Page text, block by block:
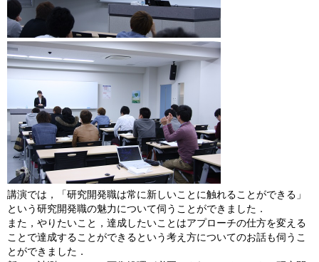
講演では，「研究開発職は常に新しいことに触れることができる」
という研究開発職の魅力について伺うことができました．
また，やりたいこと，達成したいことはアプローチの仕方を変える
ことで達成することができるという考え方についてのお話も伺うこ
とができました．